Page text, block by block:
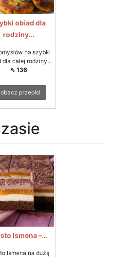
obiad dla
rodziny...
na szybki
dla całej rodziny...
⇖ 136
przepis!
Ismena –...
Ismena na dużą